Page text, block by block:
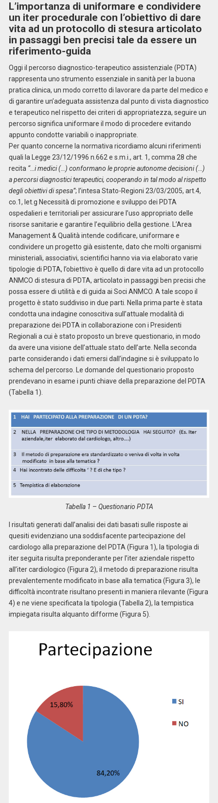
L’importanza di uniformare e condividere
un iter procedurale con l’obiettivo di dare
vita ad un protocollo di stesura articolato
in passaggi ben precisi tale da essere un
riferimento-guida
Oggi il percorso diagnostico-terapeutico assistenziale (PDTA)
rappresenta uno strumento essenziale in sanità per la buona
pratica clinica, un modo corretto di lavorare da parte del medico e
di garantire un’adeguata assistenza dal punto di vista diagnostico
e terapeutico nel rispetto dei criteri di appropriatezza, seguire un
percorso significa uniformare il modo di procedere evitando
appunto condotte variabili o inappropriate.
Per quanto concerne la normativa ricordiamo alcuni riferimenti
quali la Legge 23/12/1996 n.662 e s.m.i., art. 1, comma 28 che
recita “…i medici (…) conformano le proprie autonome decisioni (…)
a percorsi diagnostici terapeutici, cooperando in tal modo al rispetto
degli obiettivi di spesa”; l’intesa Stato-Regioni 23/03/2005, art.4,
co.1, let.g Necessità di promozione e sviluppo dei PDTA
ospedalieri e territoriali per assicurare l’uso appropriato delle
risorse sanitarie e garantire l’equilibrio della gestione. L’Area
Management & Qualità intende codificare, uniformare e
condividere un progetto già esistente, dato che molti organismi
ministeriali, associativi, scientifici hanno via via elaborato varie
tipologie di PDTA, l’obiettivo è quello di dare vita ad un protocollo
ANMCO di stesura di PDTA, articolato in passaggi ben precisi che
possa essere di utilità e di guida ai Soci ANMCO. A tale scopo il
progetto è stato suddiviso in due parti. Nella prima parte è stata
condotta una indagine conoscitiva sull’attuale modalità di
preparazione dei PDTA in collaborazione con i Presidenti
Regionali a cui è stato proposto un breve questionario, in modo
da avere una visione dell’attuale stato dell’arte. Nella seconda
parte considerando i dati emersi dall’indagine si è sviluppato lo
schema del percorso. Le domande del questionario proposto
prendevano in esame i punti chiave della preparazione del PDTA
(Tabella 1).
Tabella 1 – Questionario PDTA
I risultati generati dall’analisi dei dati basati sulle risposte ai
quesiti evidenziano una soddisfacente partecipazione del
cardiologo alla preparazione del PDTA (Figura 1), la tipologia di
iter seguita risulta preponderante per l’iter aziendale rispetto
all’iter cardiologico (Figura 2), il metodo di preparazione risulta
prevalentemente modificato in base alla tematica (Figura 3), le
difficoltà incontrate risultano presenti in maniera rilevante (Figura
4) e ne viene specificata la tipologia (Tabella 2), la tempistica
impiegata risulta alquanto difforme (Figura 5).